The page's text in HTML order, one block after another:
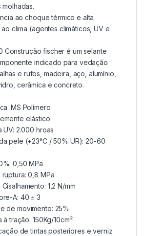
ao choque térmico e alta
clima (agentes climáticos, UV e
Construção fischer é um selante
indicado para vedação
e rufos, madeira, aço, alumínio,
cerâmica e concreto.
MS Polímero
elástico
UV: 2.000 hroas
pele (+23°C / 50% UR): 20-60
0,50 MPa
0,8 MPa
1,2 N/mm
A: 40 ± 3
de movimento: 25%
à tração: 150Kg/10cm²
de tintas posteriores e verniz